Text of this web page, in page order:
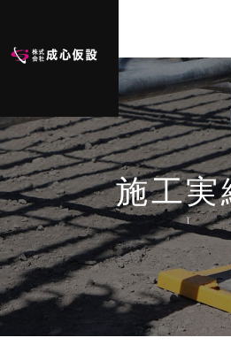
施工
Ï